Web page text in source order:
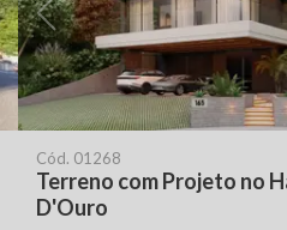
Cód. 01268
Terreno com Projeto no
D'Ouro